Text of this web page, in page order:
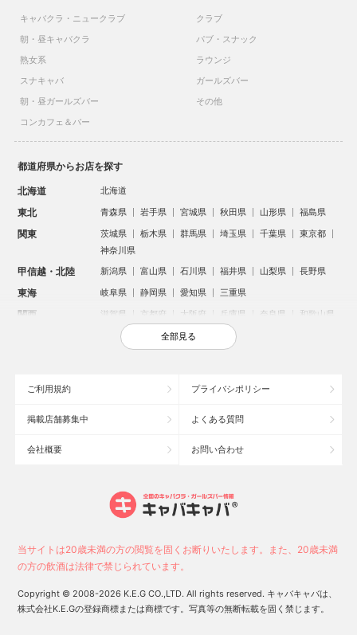
キャバクラ・ニュークラブ
クラブ
朝・昼キャバクラ
パブ・スナック
熟女系
ラウンジ
スナキャバ
ガールズバー
朝・昼ガールズバー
その他
コンカフェ＆バー
都道府県からお店を探す
北海道 北海道
東北 青森県 岩手県 宮城県 秋田県 山形県 福島県
関東 茨城県 栃木県 群馬県 埼玉県 千葉県
東京都
神奈川県
甲信越・北陸 新潟県 富山県 石川県 福井県 山梨県 長野県
東海 岐阜県 静岡県 愛知県 三重県
関西 滋賀県 京都府 大阪府 兵庫県 奈良県 和歌山県
鳥取県 島根県 岡山県 広島県
沖縄県
大宮のキャバクラ
六本木のキャバクラ
池袋駅（西口）のキャバクラ
新潟駅前のキャバクラ
全部見る
ご利用規約 プライバシポリシー
掲載店舗募集中 よくある質問
会社概要 お問い合わせ
当サイトは20歳未満の方の閲覧を固くお断りいたします。また、20歳未満
の方の飲酒は法律で禁じられています。
Copyright © 2008-2026 K.E.G CO.,LTD. All rights reserved. キャバキャバは、
株式会社K.E.Gの登録商標または商標です。写真等の無断転載を固く禁じます。